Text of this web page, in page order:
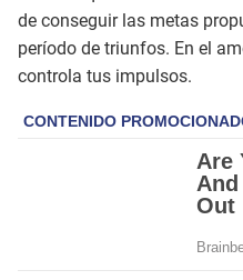
de conseguir las metas
período de triunfos. En el
controla tus impulsos.